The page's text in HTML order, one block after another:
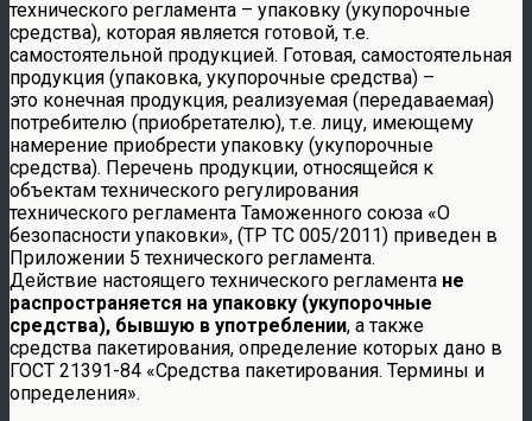
технического регламента – упаковку (укупорочные
средства), которая является готовой, т.е.
самостоятельной продукцией. Готовая, самостоятельная
продукция (упаковка, укупорочные средства) –
это конечная продукция, реализуемая (передаваемая)
потребителю (приобретателю), т.е. лицу, имеющему
намерение приобрести упаковку (укупорочные
средства). Перечень продукции, относящейся к
объектам технического регулирования
технического регламента Таможенного союза «О
безопасности упаковки», (ТР ТС 005/2011) приведен в
Приложении 5 технического регламента.
Действие настоящего технического регламента не
распространяется на упаковку (укупорочные
средства), бывшую в употреблении, а также
средства пакетирования, определение которых дано в
ГОСТ 21391-84 «Средства пакетирования. Термины и
определения».